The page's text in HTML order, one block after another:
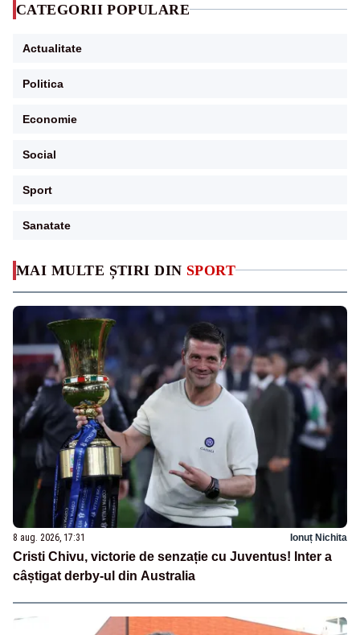
MAI MULTE ȘTIRI DIN SPORT
8 aug. 2026, 17:31 Ionuț Nichita
Cristi Chivu, victorie de senzație cu Juventus! Inter a
câștigat derby-ul din Australia
CATEGORII POPULARE
Actualitate
Politica
Economie
Social
Sport
Sanatate